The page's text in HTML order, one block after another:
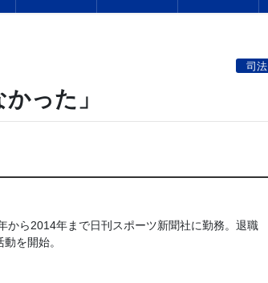
司法
った」
から2014年まで日刊スポーツ新聞社に勤務。退職
を開始。